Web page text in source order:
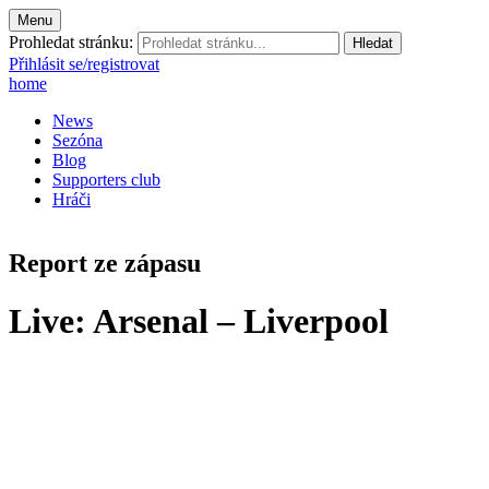
Menu
Prohledat stránku:
Přihlásit se/registrovat
home
News
Sezóna
Blog
Supporters club
Hráči
Report ze zápasu
Live: Arsenal – Liverpool